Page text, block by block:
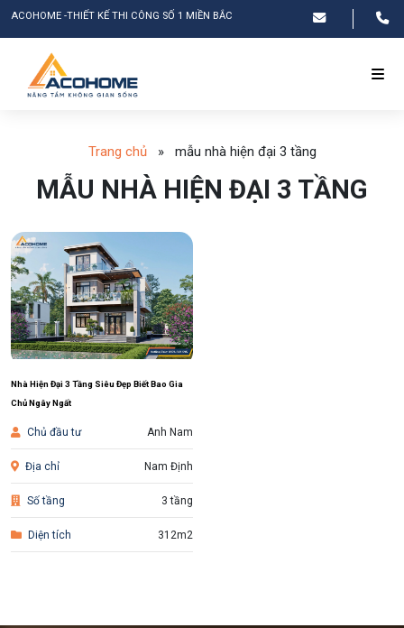
ACOHOME -THIẾT KẾ THI CÔNG SỐ 1 MIỀN BẮC
Trang chủ » mẫu nhà hiện đại 3 tầng
MẪU NHÀ HIỆN ĐẠI 3 TẦNG
Nhà Hiện Đại 3 Tầng Siêu Đẹp Biết Bao Gia
Chủ Ngây Ngất
Chủ đầu tư Anh Nam
Địa chỉ Nam Định
Số tầng 3 tầng
Diện tích 312m2